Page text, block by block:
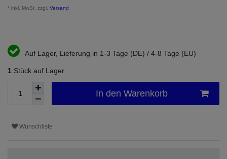
* inkl. MwSt. zzgl. Versand
Auf Lager, Lieferung in 1-3 Tage (DE) / 4-8 Tage (EU)
1 Stück auf Lager
In den Warenkorb
Wunschliste